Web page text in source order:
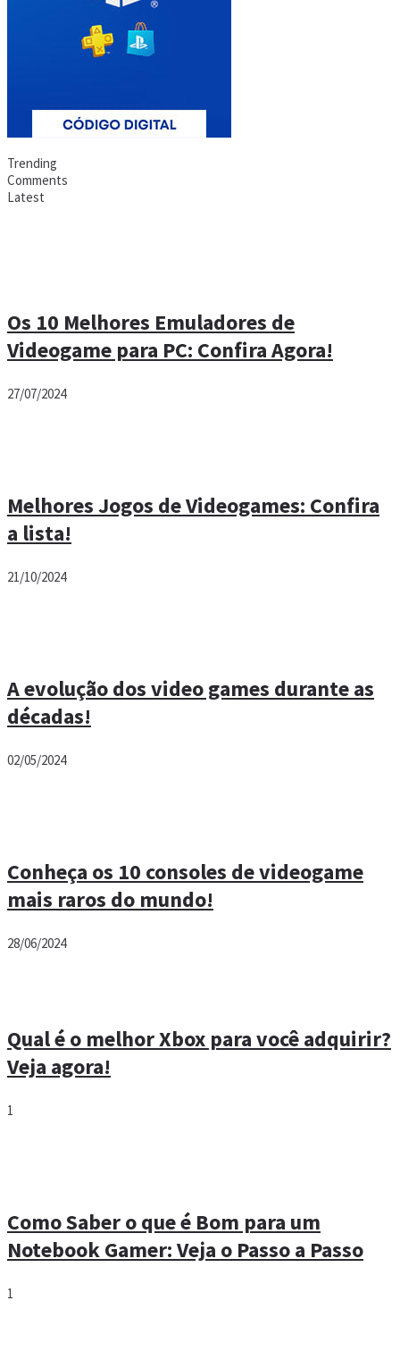
Trending
Comments
Latest
Os 10 Melhores Emuladores de
Videogame para PC: Confira Agora!
27/07/2024
Melhores Jogos de Videogames: Confira
a lista!
21/10/2024
A evolução dos video games durante as
décadas!
02/05/2024
Conheça os 10 consoles de videogame
mais raros do mundo!
28/06/2024
Qual é o melhor Xbox para você adquirir?
Veja agora!
1
Como Saber o que é Bom para um
Notebook Gamer: Veja o Passo a Passo
1